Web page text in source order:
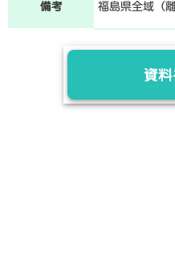
備考 福島県全域（
資